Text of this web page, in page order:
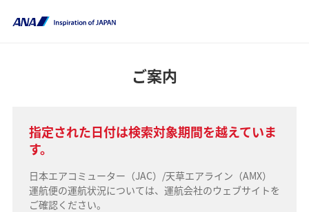
ご案内
指定された日付は検索対象期間を越えていま
す。
日本エアコミューター（JAC）/天草エアライン（AMX）
運航便の運航状況については、運航会社のウェブサイトを
ご確認ください。